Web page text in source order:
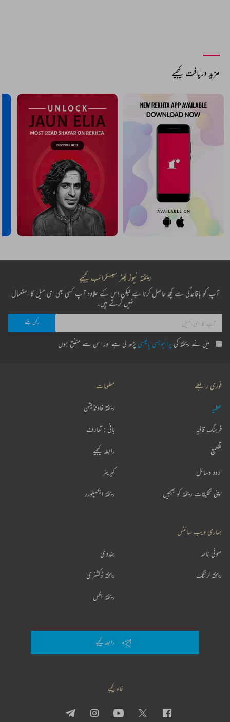
مزید دریافت کیجیے
ریختہ نیوز لیٹر سبسکرائب کیجیے
آپ کو باقاعدگی سے کچھ حاصل کرنا ہے لیکن اس کے علاوہ آپ کسی بھی ای میل کا استعمال
نہیں کرتے ہیں۔
میں نے ریختہ کی پرائیویسی پالیسی پڑھ لی ہے اور اس سے متفق ہوں
فوری رابطے
عطیہ
فرہنگ قافیہ
تقطیع
اردو وسائل
اپنی تخلیقات ریختہ کو بھیجیں
معلومات
ریختہ فاؤنڈیشن
بانی : تعارف
رابطہ کیجیے
کیریئر
ریختہ ایکسپلورر
ہماری ویب سائٹس
ہندوی صوفی نامہ
ریختہ ڈکشنری ریختہ لرننگ
ریختہ بکس
رابطہ کیجیے
فالو کیجیے